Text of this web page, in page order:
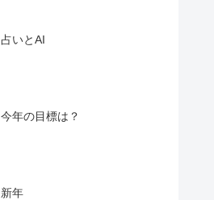
占いとAI
今年の目標は？
新年